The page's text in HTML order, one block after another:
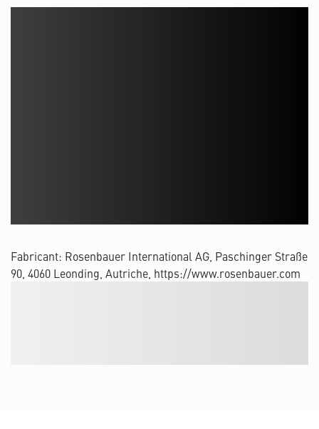
Fabricant: Rosenbauer International AG, Paschinger Straße
90, 4060 Leonding, Autriche, https://www.rosenbauer.com